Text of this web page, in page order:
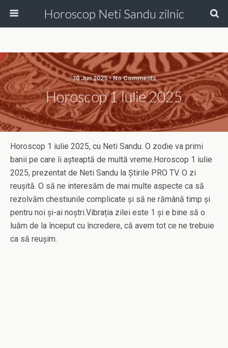
Horoscop Neti Sandu zilnic
30 Jun 2025 • No Comments
Horoscop 1 Iulie 2025
Horoscop 1 iulie 2025, cu Neti Sandu. O zodie va primi
banii pe care îi așteaptă de multă vreme.Horoscop 1 iulie
2025, prezentat de Neti Sandu la Știrile PRO TV. O zi
reușită. O să ne interesăm de mai multe aspecte ca să
rezolvăm chestiunile complicate și să ne rămână timp și
pentru noi și-ai noștri.Vibrația zilei este 1 și e bine să o
luăm de la început cu încredere, că avem tot ce ne trebuie
ca să reușim.